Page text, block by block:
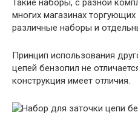
Такие наборы, с разной
многих магазинах
различные наборы и
Принцип использования
цепей бензопил не
конструкция имеет отличия.